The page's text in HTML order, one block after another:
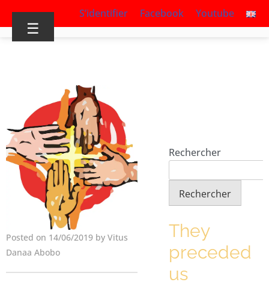
S’identifier Facebook Youtube
☰
Posted on 14/06/2019 by Vitus
Danaa Abobo
Rechercher
Rechercher
They
preceded
us